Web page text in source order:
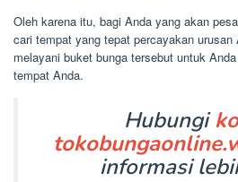
Oleh karena itu, bagi Anda yang akan
cari tempat yang tepat percayakan
melayani buket bunga tersebut untuk
tempat Anda.
Hubungi
informasi